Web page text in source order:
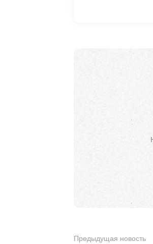
Предыдущая новость